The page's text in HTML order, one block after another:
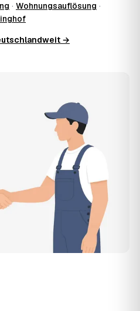
· Wohnungsauflösung ·
→